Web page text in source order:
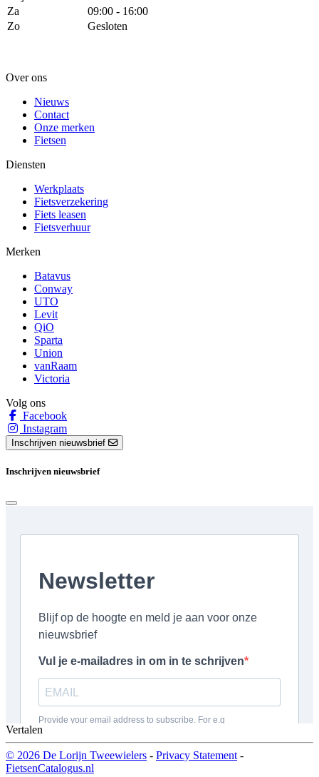
Za
09:00 - 16:00
Zo
Gesloten
Over ons
Nieuws
Contact
Onze merken
Fietsen
Diensten
Werkplaats
Fietsverzekering
Fiets leasen
Fietsverhuur
Merken
Batavus
Conway
UTO
Levit
QiO
Sparta
Union
vanRaam
Victoria
Volg ons
Facebook
Instagram
Inschrijven nieuwsbrief
Inschrijven nieuwsbrief
Vertalen
© 2026 De Lorijn Tweewielers - Privacy Statement -
FietsenCatalogus.nl